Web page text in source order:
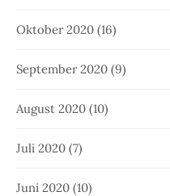
Oktober 2020 (16)
September 2020 (9)
August 2020 (10)
Juli 2020 (7)
Juni 2020 (10)